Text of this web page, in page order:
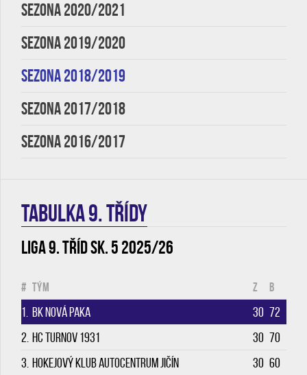
SEZONA 2020/2021
SEZONA 2019/2020
SEZONA 2018/2019
SEZONA 2017/2018
SEZONA 2016/2017
TABULKA 9. třídy
Liga 9. tříd sk. 5 2025/26
# Tým Z B
1. BK Nová Paka 30 72
2. HC Turnov 1931 30 70
3. Hokejový klub Autocentrum Jičín 30 60